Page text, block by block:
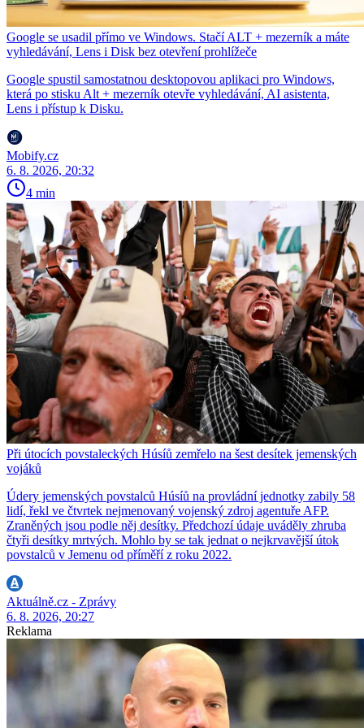
Google se usadil přímo ve Windows. Stačí ALT + mezerník a máte
vyhledávání, Lens i Disk bez otevření prohlížeče
Google spustil samostatnou desktopovou aplikaci pro Windows,
která po stisku Alt + mezerník otevře vyhledávání, AI asistenta,
Lens i přístup k Disku.
Mobify.cz
6. 8. 2026, 20:32
4 min
Při útocích povstaleckých Húsíů zemřelo na šest desítek jemenských
vojáků
Údery jemenských povstalců Húsíů na provládní jednotky zabily 58
lidí, řekl ve čtvrtek nejmenovaný vojenský zdroj agentuře AFP.
Zraněných jsou podle něj desítky. Předchozí údaje uváděly zhruba
čtyři desítky mrtvých. Mohlo by se tak jednat o nejkrvavější útok
povstalců v Jemenu od příměří z roku 2022.
Aktuálně.cz - Zprávy
6. 8. 2026, 20:27
Reklama